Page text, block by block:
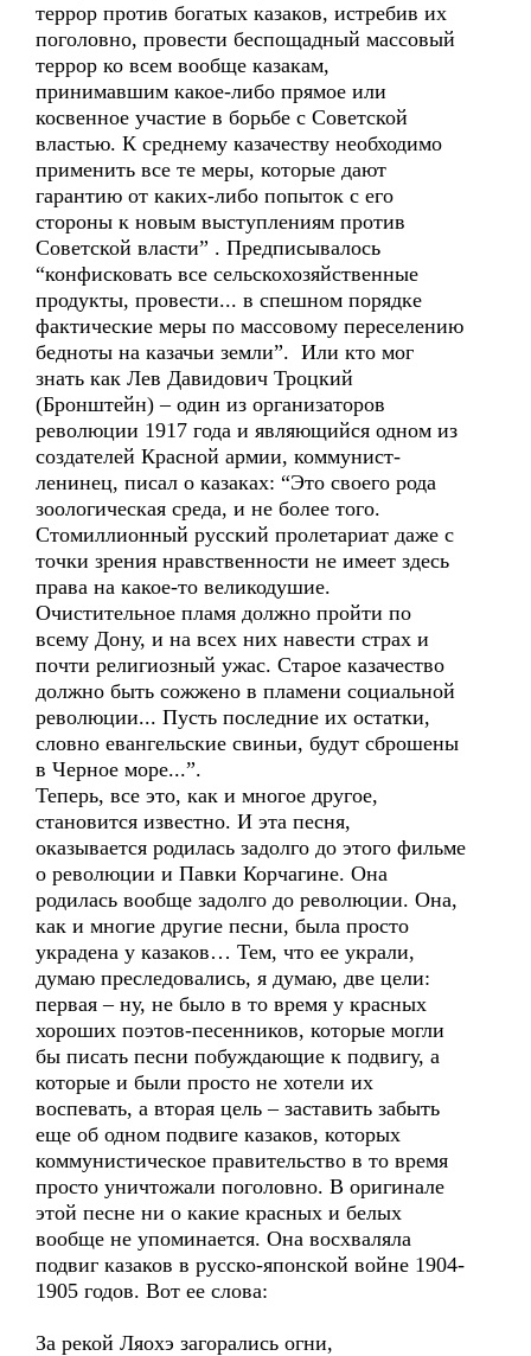
террор против богатых казаков, истребив их
поголовно, провести беспощадный массовый
террор ко всем вообще казакам,
принимавшим какое-либо прямое или
косвенное участие в борьбе с Советской
властью. К среднему казачеству необходимо
применить все те меры, которые дают
гарантию от каких-либо попыток с его
стороны к новым выступлениям против
Советской власти” . Предписывалось
“конфисковать все сельскохозяйственные
продукты, провести... в спешном порядке
фактические меры по массовому переселению
бедноты на казачьи земли”. Или кто мог
знать как Лев Давидович Троцкий
(Бронштейн) – один из организаторов
революции 1917 года и являющийся одном из
создателей Красной армии, коммунист-
ленинец, писал о казаках: “Это своего рода
зоологическая среда, и не более того.
Стомиллионный русский пролетариат даже с
точки зрения нравственности не имеет здесь
права на какое-то великодушие.
Очистительное пламя должно пройти по
всему Дону, и на всех них навести страх и
почти религиозный ужас. Старое казачество
должно быть сожжено в пламени социальной
революции... Пусть последние их остатки,
словно евангельские свиньи, будут сброшены
в Черное море...”.
Теперь, все это, как и многое другое,
становится известно. И эта песня,
оказывается родилась задолго до этого фильме
о революции и Павки Корчагине. Она
родилась вообще задолго до революции. Она,
как и многие другие песни, была просто
украдена у казаков… Тем, что ее украли,
думаю преследовались, я думаю, две цели:
первая – ну, не было в то время у красных
хороших поэтов-песенников, которые могли
бы писать песни побуждающие к подвигу, а
которые и были просто не хотели их
воспевать, а вторая цель – заставить забыть
еще об одном подвиге казаков, которых
коммунистическое правительство в то время
просто уничтожали поголовно. В оригинале
этой песне ни о какие красных и белых
вообще не упоминается. Она восхваляла
подвиг казаков в русско-японской войне 1904-
1905 годов. Вот ее слова:
За рекой Ляохэ загорались огни,